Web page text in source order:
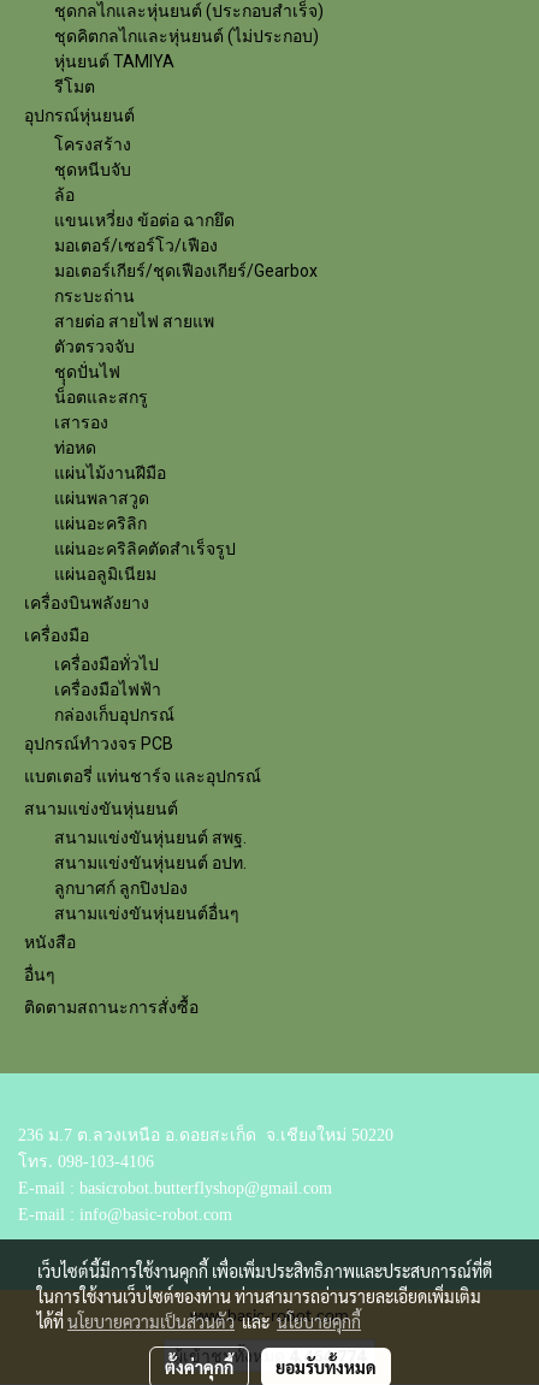
ชุดกลไกและหุ่นยนต์ (ประกอบสำเร็จ)
ชุดคิตกลไกและหุ่นยนต์ (ไม่ประกอบ)
หุ่นยนต์ TAMIYA
รีโมต
อุปกรณ์หุ่นยนต์
โครงสร้าง
ชุดหนีบจับ
ล้อ
แขนเหวี่ยง ข้อต่อ ฉากยึด
มอเตอร์/เซอร์โว/เฟือง
มอเตอร์เกียร์/ชุดเฟืองเกียร์/Gearbox
กระบะถ่าน
สายต่อ สายไฟ สายแพ
ตัวตรวจจับ
ชุุดปั่นไฟ
น็อตและสกรู
เสารอง
ท่อหด
แผ่นไม้งานฝีมือ
แผ่นพลาสวูด
แผ่นอะคริลิก
แผ่นอะคริลิคตัดสำเร็จรูป
แผ่นอลูมิเนียม
เครื่องบินพลังยาง
เครื่องมือ
เครื่องมือทั่วไป
เครื่องมือไฟฟ้า
กล่องเก็บอุปกรณ์
อุปกรณ์ทำวงจร PCB
แบตเตอรี่ แท่นชาร์จ และอุปกรณ์
สนามแข่งขันหุ่นยนต์
สนามแข่งขันหุ่นยนต์ สพฐ.
สนามแข่งขันหุ่นยนต์ อปท.
ลูกบาศก์ ลูกปิงปอง
สนามแข่งขันหุ่นยนต์อื่นๆ
หนังสือ
อื่นๆ
ติดตามสถานะการสั่งซื้อ
236 ม.7 ต.ลวงเหนือ อ.ดอยสะเก็ด จ.เชียงใหม่ 50220
โทร. 098-103-4106
E-mail : basicrobot.butterflyshop@gmail.com
E-mail : info@basic-robot.com
www.basic-robot.com
ผู้เข้าชมวันนี้ 1
เว็บไซต์นี้มีการใช้งานคุกกี้ เพื่อเพิ่มประสิทธิภาพและประสบการณ์ที่ดี
ในการใช้งานเว็บไซต์ของท่าน ท่านสามารถอ่านรายละเอียดเพิ่มเติม
ได้ที่นโยบายความเป็นส่วนตัวและนโยบายคุกกี้
ตั้งค่าคุกกี้ ยอมรับทั้งหมด